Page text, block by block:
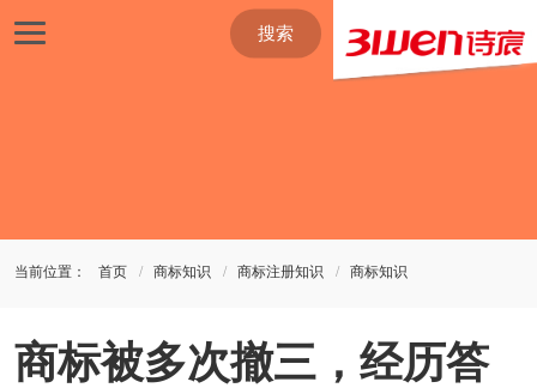
搜索
当前位置： 首页 商标知识 商标注册知识 商标知识
商标被多次撤三，经历答